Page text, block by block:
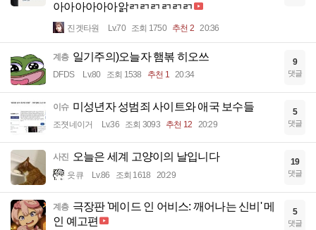
아아아아아아앍ㄺㄺㄺㄺㄺㄺ
진겟타원 Lv.70 조회 1750 추천 2 20:36
계층 일기주의)오늘자 햄볶 히오쓰
DFDS Lv.80 조회 1538 추천 1 20:34
9
댓글
이슈 미성년자 성범죄 사이트와 애국 보수들
조졋네이거 Lv.36 조회 3093 추천 12 20:29
5
댓글
사진 오늘은 세계 고양이의 날입니다
읏큐 Lv.86 조회 1618 20:29
19
댓글
계층 극장판 '메이드 인 어비스: 깨어나는 신비' 메
인 예고편
5
댓글